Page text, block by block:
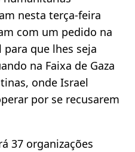
nesta terça-feira
com um pedido na
para que lhes seja
na Faixa de Gaza
onde Israel
por se recusarem
37 organizações